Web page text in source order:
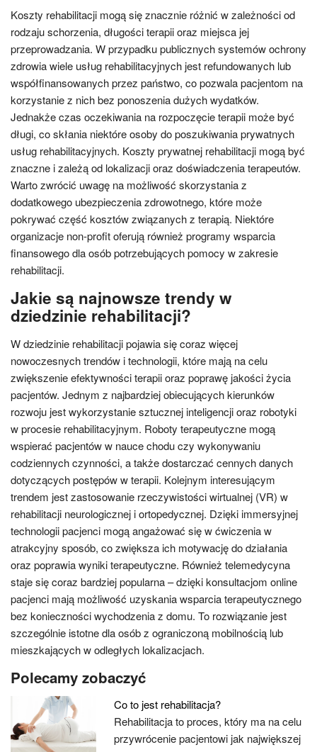
Koszty rehabilitacji mogą się znacznie różnić w zależności od
rodzaju schorzenia, długości terapii oraz miejsca jej
przeprowadzania. W przypadku publicznych systemów ochrony
zdrowia wiele usług rehabilitacyjnych jest refundowanych lub
współfinansowanych przez państwo, co pozwala pacjentom na
korzystanie z nich bez ponoszenia dużych wydatków.
Jednakże czas oczekiwania na rozpoczęcie terapii może być
długi, co skłania niektóre osoby do poszukiwania prywatnych
usług rehabilitacyjnych. Koszty prywatnej rehabilitacji mogą być
znaczne i zależą od lokalizacji oraz doświadczenia terapeutów.
Warto zwrócić uwagę na możliwość skorzystania z
dodatkowego ubezpieczenia zdrowotnego, które może
pokrywać część kosztów związanych z terapią. Niektóre
organizacje non-profit oferują również programy wsparcia
finansowego dla osób potrzebujących pomocy w zakresie
rehabilitacji.
Jakie są najnowsze trendy w
dziedzinie rehabilitacji?
W dziedzinie rehabilitacji pojawia się coraz więcej
nowoczesnych trendów i technologii, które mają na celu
zwiększenie efektywności terapii oraz poprawę jakości życia
pacjentów. Jednym z najbardziej obiecujących kierunków
rozwoju jest wykorzystanie sztucznej inteligencji oraz robotyki
w procesie rehabilitacyjnym. Roboty terapeutyczne mogą
wspierać pacjentów w nauce chodu czy wykonywaniu
codziennych czynności, a także dostarczać cennych danych
dotyczących postępów w terapii. Kolejnym interesującym
trendem jest zastosowanie rzeczywistości wirtualnej (VR) w
rehabilitacji neurologicznej i ortopedycznej. Dzięki immersyjnej
technologii pacjenci mogą angażować się w ćwiczenia w
atrakcyjny sposób, co zwiększa ich motywację do działania
oraz poprawia wyniki terapeutyczne. Również telemedycyna
staje się coraz bardziej popularna – dzięki konsultacjom online
pacjenci mają możliwość uzyskania wsparcia terapeutycznego
bez konieczności wychodzenia z domu. To rozwiązanie jest
szczególnie istotne dla osób z ograniczoną mobilnością lub
mieszkających w odległych lokalizacjach.
Polecamy zobaczyć
Co to jest rehabilitacja?
Rehabilitacja to proces, który ma na celu
przywrócenie pacjentowi jak największej